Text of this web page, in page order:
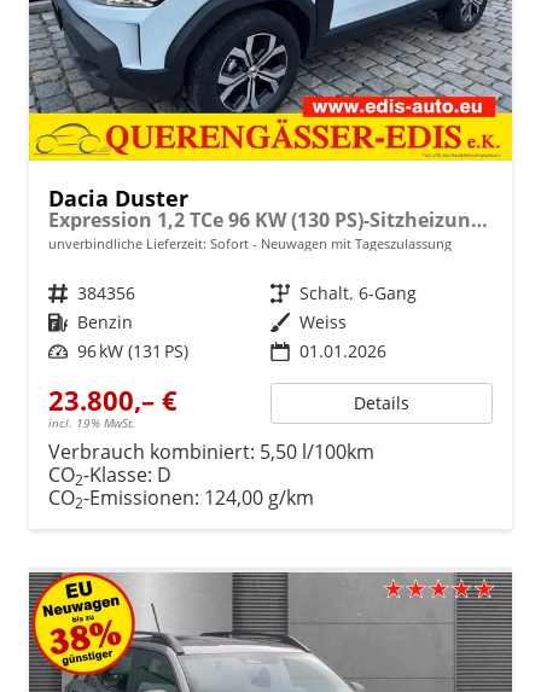
Dacia Duster
Expression 1,2 TCe 96 KW (130 PS)-Sitzheizung-Rückfahrkamera-AppleCarplay-Sofort
unverbindliche Lieferzeit: Sofort Neuwagen mit Tageszulassung
Fahrzeugnr. 384356 Getriebe Schalt. 6-Gang
Kraftstoff Benzin Außenfarbe Weiss
Leistung 96 kW (131 PS) 01.01.2026
23.800,– €
incl. 19% MwSt.
Details
Verbrauch kombiniert: 5,50 l/100km
CO2-Klasse: D
CO2-Emissionen: 124,00 g/km